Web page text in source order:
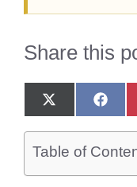
Share this
Share
on
X
(Twitter)
Share
on
Table of